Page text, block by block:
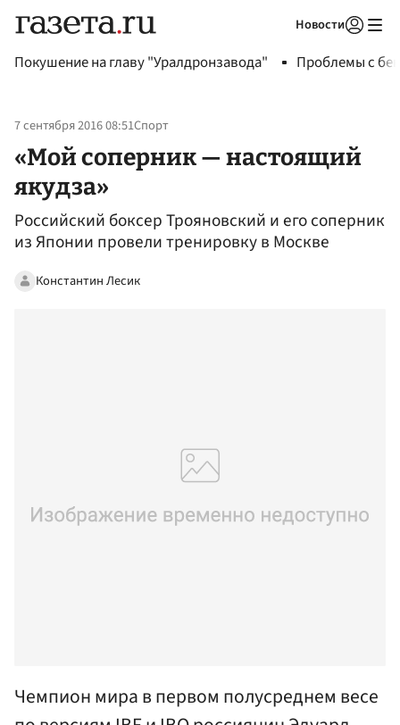
Новости
Покушение на главу "Уралдронзавода" Проблемы с
7 сентября 2016 08:51Спорт
«Мой соперник — настоящий
якудза»
Российский боксер Трояновский и его соперник
из Японии провели тренировку в Москве
Константин Лесик
Чемпион мира в первом полусреднем весе